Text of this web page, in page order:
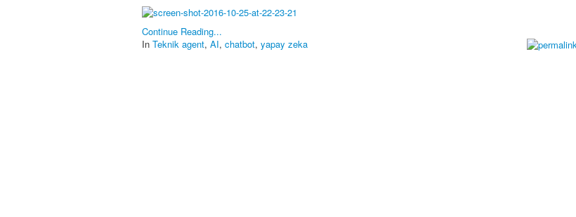
Continue Reading...
In Teknik agent, AI, chatbot, yapay zeka